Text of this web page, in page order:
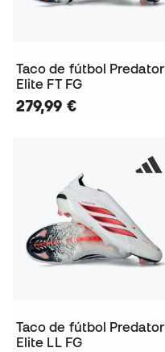
Taco de fútbol Predator
Elite FT FG
279,99 €
Taco de fútbol Predator
Elite LL FG